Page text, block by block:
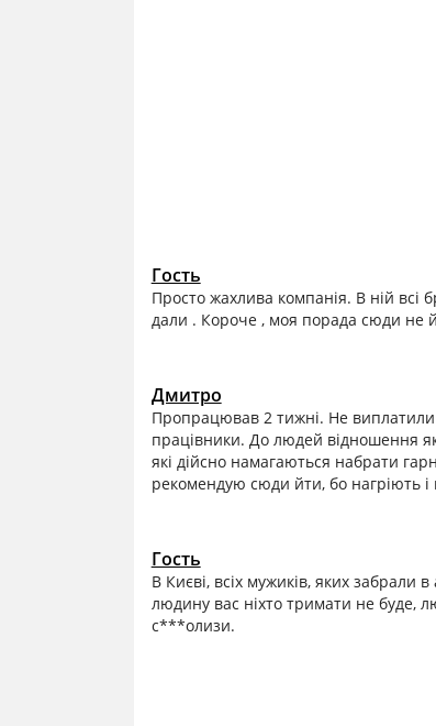
Гость
Просто жахлива компанія. В ній всі
дали . Короче , моя порада сюди не
Дмитро
Пропрацював 2 тижні. Не виплатили
працівники. До людей відношення
які дійсно намагаються набрати
рекомендую сюди йти, бо нагріють і
Гость
В Києві, всіх мужиків, яких забрали
людину вас ніхто тримати не буде,
с***олизи.